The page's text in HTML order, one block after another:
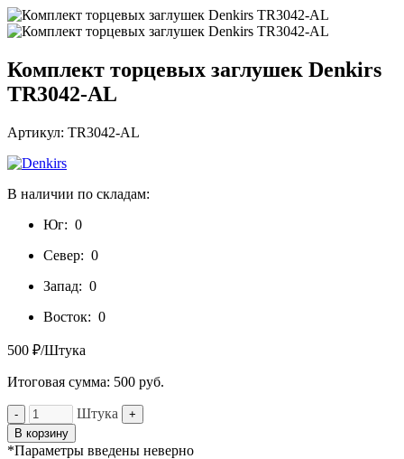
Комплект торцевых заглушек Denkirs
TR3042-AL
Артикул: TR3042-AL
В наличии по складам:
Юг: 0
Север: 0
Запад: 0
Восток: 0
500 ₽/Штука
Итоговая сумма: 500 руб.
- Штука
+
В корзину
*Параметры введены неверно